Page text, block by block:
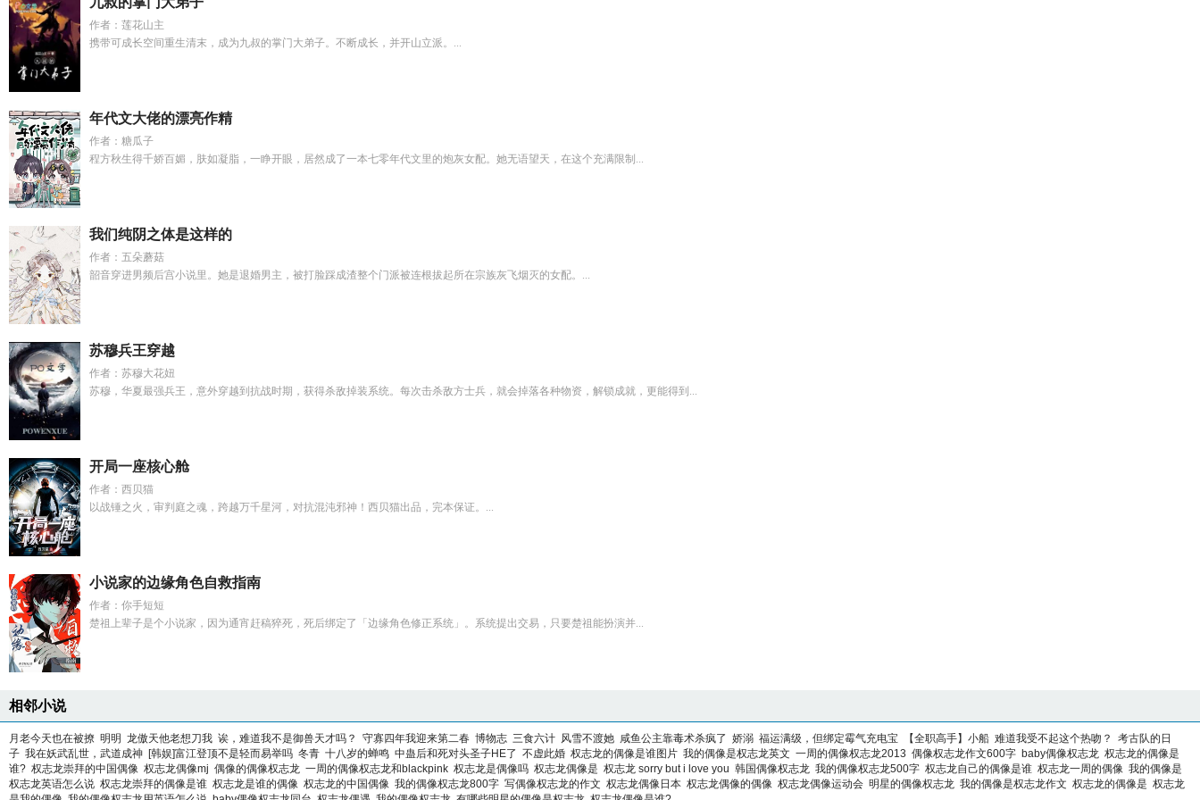
作者：莲花山主
携带可成长空间重生清末，成为九叔的掌门大弟子。不断成长，并开山立派。...
年代文大佬的漂亮作精
作者：糖瓜子
程方秋生得千娇百媚，肤如凝脂，一睁开眼，居然成了一本七零年代文里的炮灰女配。她无语望天，在这个充满限制...
我们纯阴之体是这样的
作者：五朵蘑菇
韶音穿进男频后宫小说里。她是退婚男主，被打脸踩成渣整个门派被连根拔起所在宗族灰飞烟灭的女配。...
苏穆兵王穿越
作者：苏穆大花妞
苏穆，华夏最强兵王，意外穿越到抗战时期，获得杀敌掉装系统。每次击杀敌方士兵，就会掉落各种物资，解锁成就，更能得到...
开局一座核心舱
作者：西贝猫
以战锤之火，审判庭之魂，跨越万千星河，对抗混沌邪神！西贝猫出品，完本保证。...
小说家的边缘角色自救指南
作者：你手短短
楚祖上辈子是个小说家，因为通宵赶稿猝死，死后绑定了「边缘角色修正系统」。系统提出交易，只要楚祖能扮演并...
相邻小说
月老今天也在被撩 明明 龙傲天他老想刀我 诶，难道我不是御兽天才吗？ 守寡四年我迎来第二春 博物志 三食六计 风雪不渡她 咸鱼公主靠毒术杀疯了 娇溺 福运满级，但绑定霉气充电宝 【全职高手】小船 难道我受不起这个热吻？
考古队的日
子 我在妖武乱世，武道成神 [韩娱]富江登顶不是轻而易举吗 冬青 十八岁的蝉鸣 中蛊后和死对头圣子HE了 不虚此婚 权志龙的偶像是谁图片 我的偶像是权志龙英文 一周的偶像权志龙2013 偶像权志龙作文600字 baby偶像权志龙 权志龙的偶像是
谁? 权志龙崇拜的中国偶像 权志龙偶像mj 偶像的偶像权志龙 一周的偶像权志龙和blackpink 权志龙是偶像吗 权志龙偶像是 权志龙 sorry but i love you 韩国偶像权志龙 我的偶像权志龙500字 权志龙自己的偶像是谁 权志龙一周的偶像 我的偶像是
权志龙英语怎么说 权志龙崇拜的偶像是谁 权志龙是谁的偶像 权志龙的中国偶像 我的偶像权志龙800字 写偶像权志龙的作文 权志龙偶像日本 权志龙偶像的偶像 权志龙偶像运动会 明星的偶像权志龙 我的偶像是权志龙作文 权志龙的偶像是 权志龙